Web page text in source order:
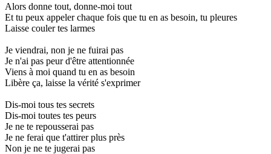
Alors donne tout, donne-moi tout
Et tu peux appeler chaque fois que tu en as besoin, tu pleures
Laisse couler tes larmes
Je viendrai, non je ne fuirai pas
Je n'ai pas peur d'être attentionnée
Viens à moi quand tu en as besoin
Libère ça, laisse la vérité s'exprimer
Dis-moi tous tes secrets
Dis-moi toutes tes peurs
Je ne te repousserai pas
Je ne ferai que t'attirer plus près
Non je ne te jugerai pas